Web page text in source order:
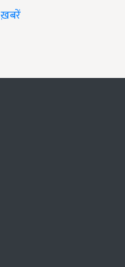
ख़बरें